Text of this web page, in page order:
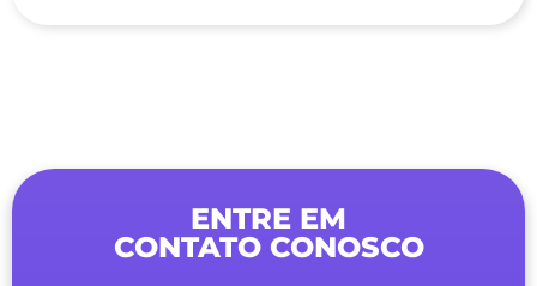
ENTRE EM
CONTATO CONOSCO